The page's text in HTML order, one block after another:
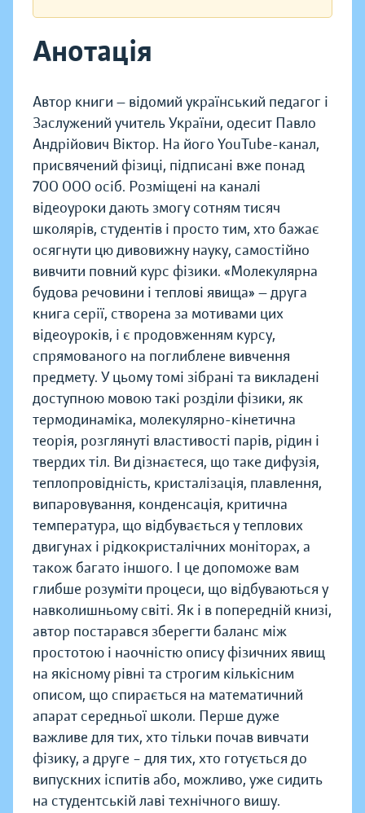
Анотація
Автор книги — відомий український педагог і
Заслужений учитель України, одесит Павло
Андрійович Віктор. На його YouTube-канал,
присвячений фізиці, підписані вже понад
700 000 осіб. Розміщені на каналі
відеоуроки дають змогу сотням тисяч
школярів, студентів і просто тим, хто бажає
осягнути цю дивовижну науку, самостійно
вивчити повний курс фізики. «Молекулярна
будова речовини і теплові явища» — друга
книга серії, створена за мотивами цих
відеоуроків, і є продовженням курсу,
спрямованого на поглиблене вивчення
предмету. У цьому томі зібрані та викладені
доступною мовою такі розділи фізики, як
термодинаміка, молекулярно-кінетична
теорія, розглянуті властивості парів, рідин і
твердих тіл. Ви дізнаєтеся, що таке дифузія,
теплопровідність, кристалізація, плавлення,
випаровування, конденсація, критична
температура, що відбувається у теплових
двигунах і рідкокристалічних моніторах, а
також багато іншого. І це допоможе вам
глибше розуміти процеси, що відбуваються у
навколишньому світі. Як і в попередній книзі,
автор постарався зберегти баланс між
простотою і наочністю опису фізичних явищ
на якісному рівні та строгим кількісним
описом, що спирається на математичний
апарат середньої школи. Перше дуже
важливе для тих, хто тільки почав вивчати
фізику, а друге – для тих, хто готується до
випускних іспитів або, можливо, уже сидить
на студентській лаві технічного вишу.